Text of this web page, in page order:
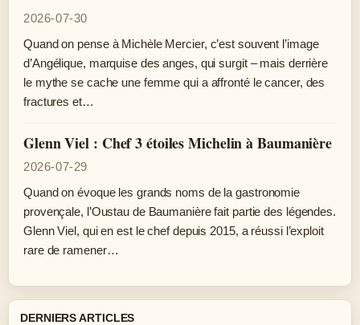
2026-07-30
Quand on pense à Michèle Mercier, c’est souvent l’image
d’Angélique, marquise des anges, qui surgit – mais derrière
le mythe se cache une femme qui a affronté le cancer, des
fractures et…
Glenn Viel : Chef 3 étoiles Michelin à Baumanière
2026-07-29
Quand on évoque les grands noms de la gastronomie
provençale, l’Oustau de Baumanière fait partie des légendes.
Glenn Viel, qui en est le chef depuis 2015, a réussi l’exploit
rare de ramener…
DERNIERS ARTICLES